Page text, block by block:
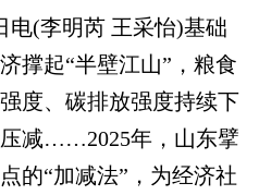
(李明芮 王采怡)基础
撑起“半壁江山”，粮食
度、碳排放强度持续下
减……2025年，山东擘
的“加减法”，为经济社